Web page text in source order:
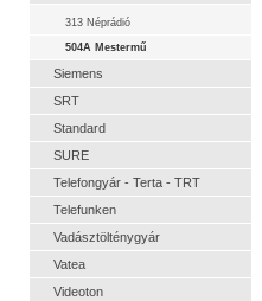
313 Néprádió
504A Mestermű
Siemens
SRT
Standard
SURE
Telefongyár - Terta - TRT
Telefunken
Vadásztölténygyár
Vatea
Videoton